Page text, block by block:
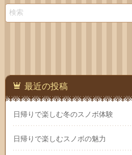
最近の投稿
日帰りで楽しむ冬のスノボ体験
日帰りで楽しむスノボの魅力